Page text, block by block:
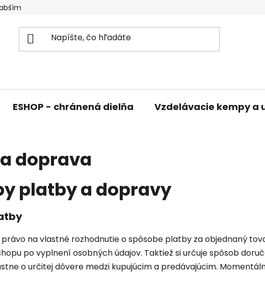
ESHOP - chránená dielňa Vzdelávacie kempy a
doprava
platby a dopravy
na vlastné rozhodnutie o spôsobe platby za objednaný
po vyplnení osobných údajov. Taktiež si určuje spôsob
o určitej dôvere medzi kupujúcim a predávajúcim.